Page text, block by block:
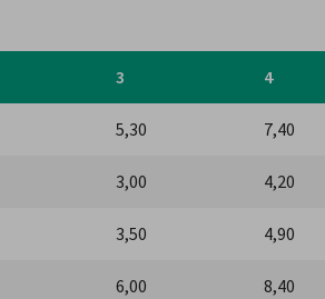
3 4
5,30 7,40
3,00 4,20
3,50 4,90
6,00 8,40